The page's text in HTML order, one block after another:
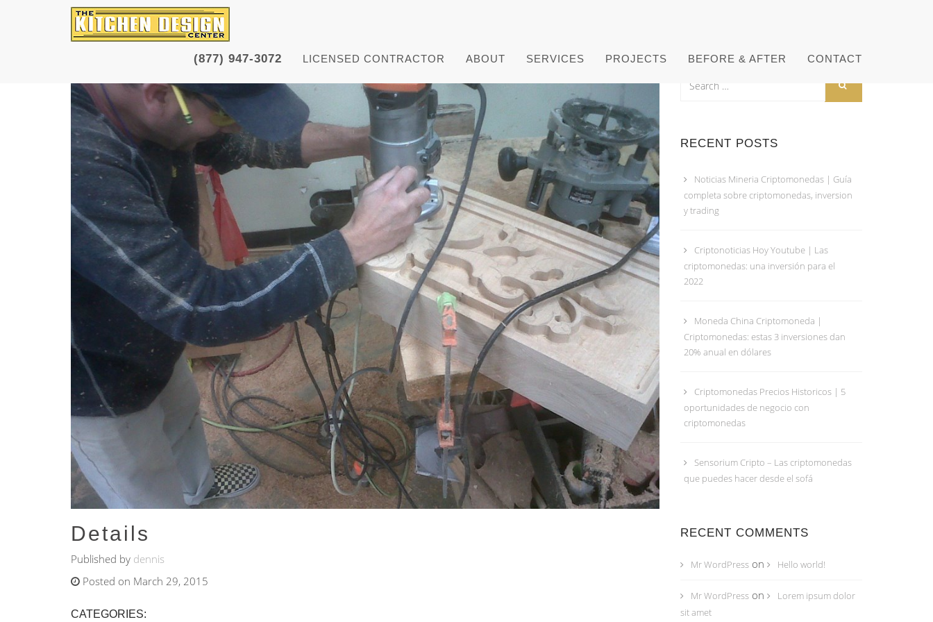
(877) 947-3072 LICENSED CONTRACTOR ABOUT SERVICES PROJECTS BEFORE & AFTER CONTACT
Details
Published by dennis
Posted on March 29, 2015
CATEGORIES:
RECENT POSTS
Noticias Mineria Criptomonedas | Guía
completa sobre criptomonedas, inversion
y trading
Criptonoticias Hoy Youtube | Las
criptomonedas: una inversión para el
2022
Moneda China Criptomoneda |
Criptomonedas: estas 3 inversiones dan
20% anual en dólares
Criptomonedas Precios Historicos | 5
oportunidades de negocio con
criptomonedas
Sensorium Cripto – Las criptomonedas
que puedes hacer desde el sofá
RECENT COMMENTS
Mr WordPresson Hello world!
Mr WordPresson
Lorem ipsum dolor
sit amet